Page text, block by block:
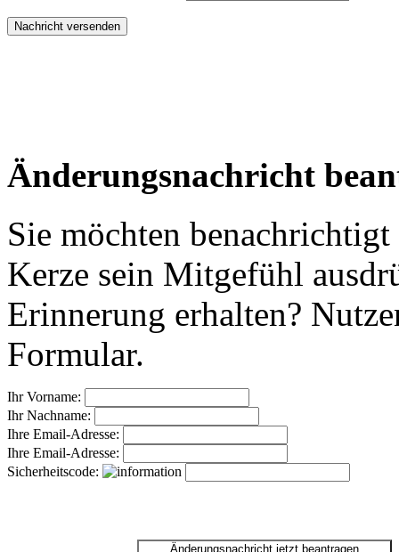
Änderungsnachricht
Sie möchten
Kerze sein Mitgefühl
Erinnerung erhalten?
Formular.
Ihr Vorname:
Ihr Nachname:
Ihre Email-Adresse:
Ihre Email-Adresse:
Sicherheitscode: